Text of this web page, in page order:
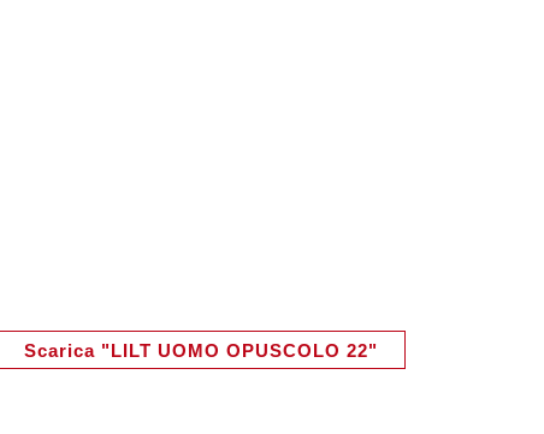
Scarica "LILT UOMO OPUSCOLO 22"